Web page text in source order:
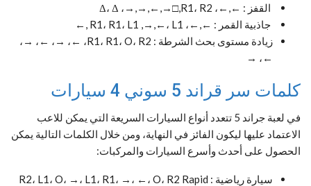
القفز : ←,←، Δ، Δ ،→,→,←,→□,R1، R2
جاذبية القمر : ←,←، R1، R1، L1 ,→,←، L1 ,←
زيادة مستوى بحث الشرطة : R1، R1، O، R2، ←، →، ←، →،
←، →
كلمات سر قراند 5 سوني 4 سيارات
في لعبة جراند 5 تتعدد أنواع السيارات السريعة التي يمكن للاعب
الاعتماد عليها ليكون الفائز في النهاية، ومن خلال الكلمات التالية يمكن
الحصول على أحدث وأسرع السيارات والمركبات:
سيارة رياضية : R2، L1، O، →، L1، R1، →، ←، O، R2 Rapid